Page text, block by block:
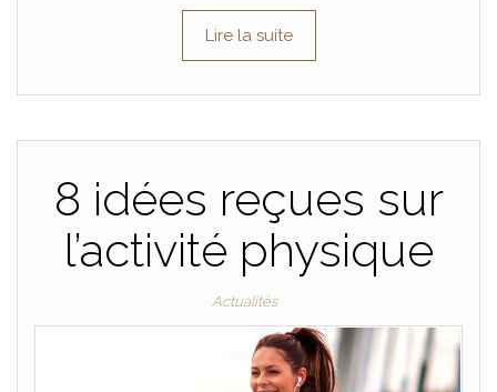
Lire la suite
8 idées reçues sur
l’activité physique
Actualités